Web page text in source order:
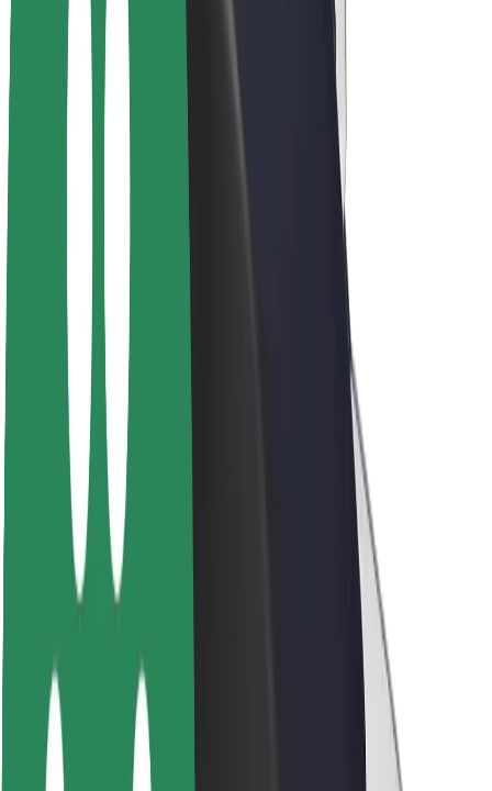
Απολαβές οδηγών
Διανομείς
Απολαβές διανομέων
Σχετικά με τη Bolt
Βιωσιμότητα στη Bolt
Project Zero
Blog
Κέντρο Τύπου
Κατευθυντήριες γραμμές Brand
Αποστολή
Σχέσεις με Επενδυτές
Μάρκα
Μέσα ενημέρωσης
Urban Fund
Ασφάλεια